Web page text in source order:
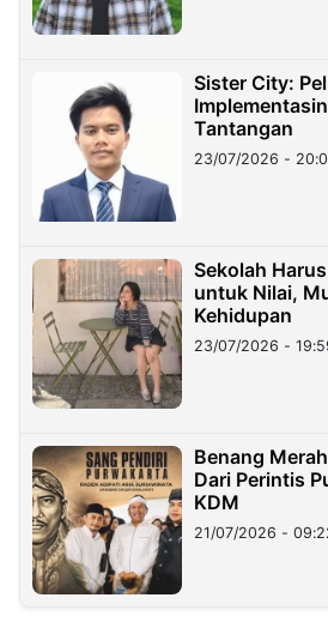
Sister City:
Tantangan
23/07/2026 -
Sekolah
untuk Nilai,
Kehidupan
23/07/2026 -
Benang
Dari Perintis
KDM
21/07/2026 -